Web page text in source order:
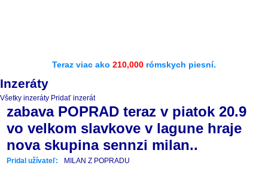
Teraz viac ako 210,000 rómskych piesní.
Inzeráty
Všetky inzeráty Pridať inzerát
zabava POPRAD teraz v piatok 20.9
vo velkom slavkove v lagune hraje
nova skupina sennzi milan..
Pridal užívateľ: MILAN Z POPRADU